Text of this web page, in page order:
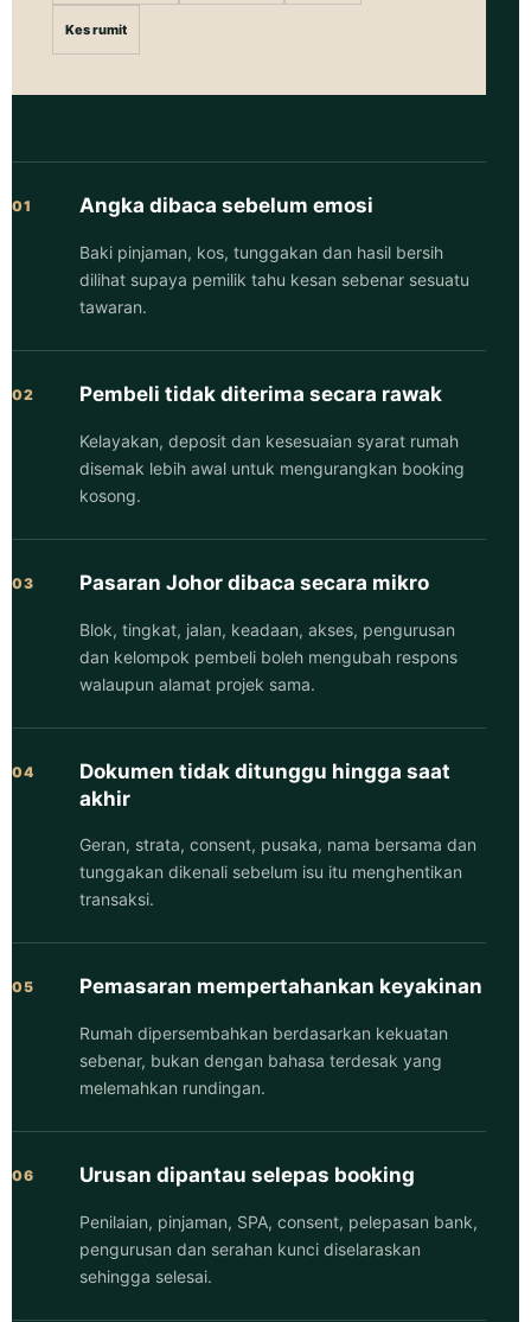
Kes rumit
01 Angka dibaca sebelum emosi
Baki pinjaman, kos, tunggakan dan hasil bersih
dilihat supaya pemilik tahu kesan sebenar sesuatu
tawaran.
02 Pembeli tidak diterima secara rawak
Kelayakan, deposit dan kesesuaian syarat rumah
disemak lebih awal untuk mengurangkan booking
kosong.
03 Pasaran Johor dibaca secara mikro
Blok, tingkat, jalan, keadaan, akses, pengurusan
dan kelompok pembeli boleh mengubah respons
walaupun alamat projek sama.
04
Dokumen tidak ditunggu hingga saat
akhir
Geran, strata, consent, pusaka, nama bersama dan
tunggakan dikenali sebelum isu itu menghentikan
transaksi.
05 Pemasaran mempertahankan keyakinan
Rumah dipersembahkan berdasarkan kekuatan
sebenar, bukan dengan bahasa terdesak yang
melemahkan rundingan.
06 Urusan dipantau selepas booking
Penilaian, pinjaman, SPA, consent, pelepasan bank,
pengurusan dan serahan kunci diselaraskan
sehingga selesai.